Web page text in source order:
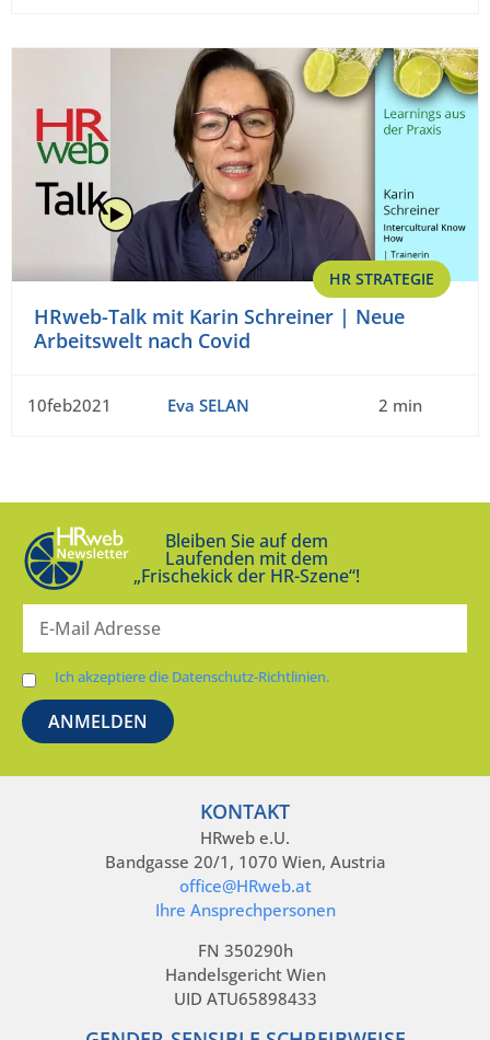
HR STRATEGIE
HRweb-Talk mit Karin Schreiner | Neue
Arbeitswelt nach Covid
10feb2021 Eva SELAN 2 min
Bleiben Sie auf dem
Laufenden mit dem
„Frischekick der HR-Szene“!
Ich akzeptiere die Datenschutz-Richtlinien.
KONTAKT
HRweb e.U.
Bandgasse 20/1, 1070 Wien, Austria
office@HRweb.at
Ihre Ansprechpersonen
FN 350290h
Handelsgericht Wien
UID ATU65898433